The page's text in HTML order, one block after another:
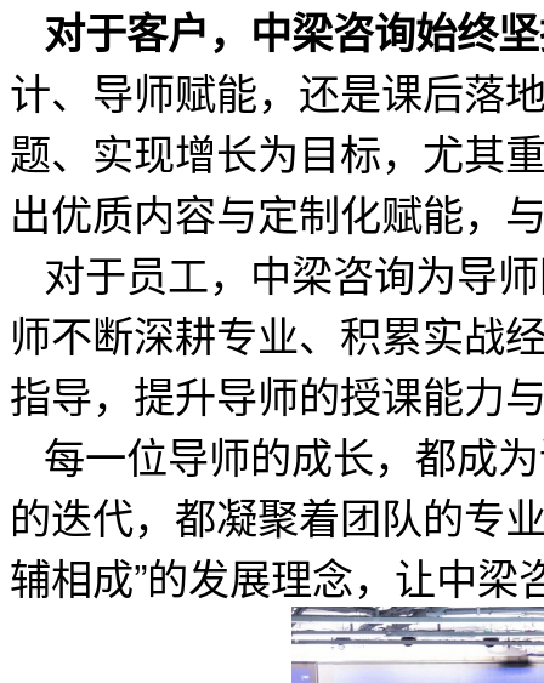
对于客户，中梁咨询始终
计、导师赋能，还是课后落
题、实现增长为目标，尤其
出优质内容与定制化赋能，
对于员工，中梁咨询为导
师不断深耕专业、积累实战
指导，提升导师的授课能力
每一位导师的成长，都成
的迭代，都凝聚着团队的专
辅相成”的发展理念，让中